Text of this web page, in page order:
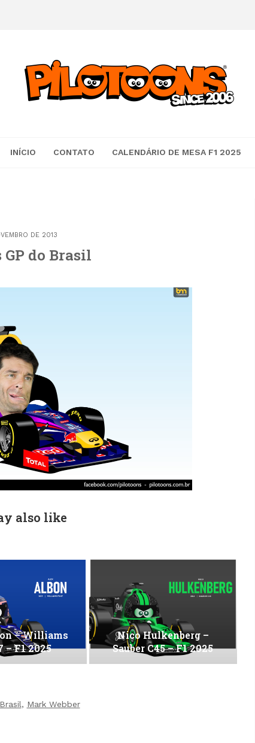
INÍCIO CONTATO CALENDÁRIO DE MESA F1 2025
DE 2013
do Brasil
also like
– Williams
– F1 2025
Nico Hulkenberg –
Sauber C45 – F1 2025
, Mark Webber